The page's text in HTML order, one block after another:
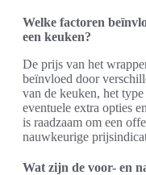
Welke factoren
een keuken?
De prijs van het
beïnvloed door
van de keuken, het
eventuele extra opties
is raadzaam om een
nauwkeurige
Wat zijn de voor- en